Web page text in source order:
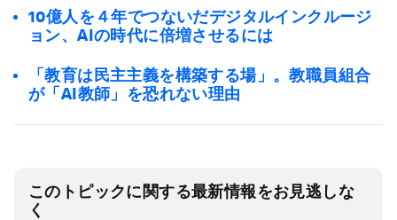
10億人を４年でつないだデジタルインクルージ
ョン、AIの時代に倍増させるには
「教育は民主主義を構築する場」。教職員組合
が「AI教師」を恐れない理由
このトピックに関する最新情報をお見逃しな
く